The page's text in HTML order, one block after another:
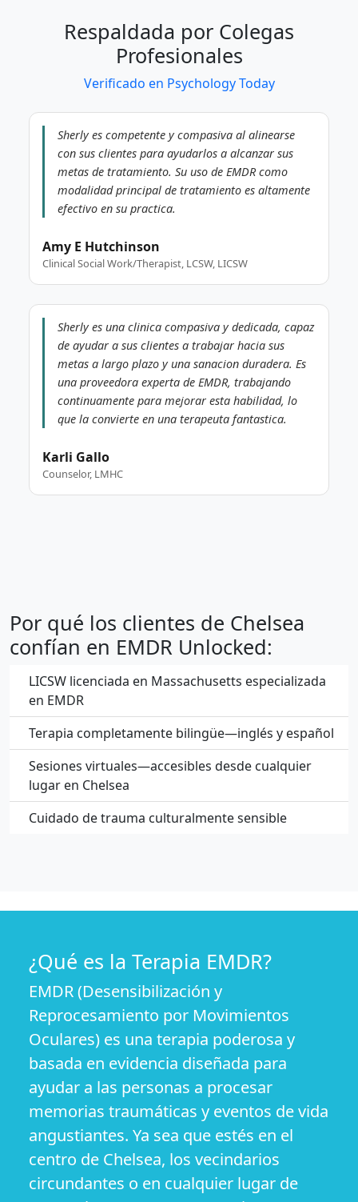
Respaldada por Colegas
Profesionales
Verificado en Psychology Today
Sherly es competente y compasiva al alinearse
con sus clientes para ayudarlos a alcanzar sus
metas de tratamiento. Su uso de EMDR como
modalidad principal de tratamiento es altamente
efectivo en su practica.
Amy E Hutchinson
Clinical Social Work/Therapist, LCSW, LICSW
Sherly es una clinica compasiva y dedicada, capaz
de ayudar a sus clientes a trabajar hacia sus
metas a largo plazo y una sanacion duradera. Es
una proveedora experta de EMDR, trabajando
continuamente para mejorar esta habilidad, lo
que la convierte en una terapeuta fantastica.
Karli Gallo
Counselor, LMHC
Por qué los clientes de Chelsea
confían en EMDR Unlocked:
LICSW licenciada en Massachusetts especializada
en EMDR
Terapia completamente bilingüe—inglés y español
Sesiones virtuales—accesibles desde cualquier
lugar en Chelsea
Cuidado de trauma culturalmente sensible
¿Qué es la Terapia EMDR?
EMDR (Desensibilización y
Reprocesamiento por Movimientos
Oculares) es una terapia poderosa y
basada en evidencia diseñada para
ayudar a las personas a procesar
memorias traumáticas y eventos de vida
angustiantes. Ya sea que estés en el
centro de Chelsea, los vecindarios
circundantes o en cualquier lugar de